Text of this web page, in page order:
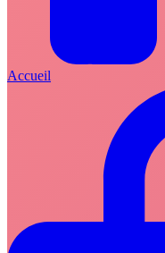
Accueil